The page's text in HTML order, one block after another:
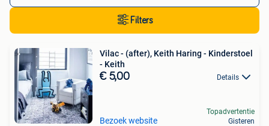
Filters
Vilac - (after), Keith Haring - Kinderstoel
- Keith
€ 5,00 Details
Bezoek website
Topadvertentie
Gisteren